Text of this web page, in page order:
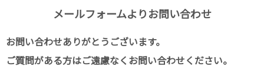
メールフォームよりお問い合わせ
お問い合わせありがとうございます。
ご質問がある方はご遠慮なくお問い合わせください。